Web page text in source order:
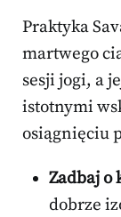
Praktyka
martwego
sesji jogi, a
istotnymi
osiągnięciu
Zadbaj o
dobrze